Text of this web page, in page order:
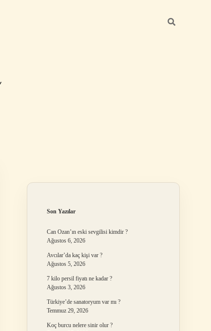
Son Yazılar
Can Ozan’ın eski sevgilisi kimdir ?
Ağustos 6, 2026
Avcılar’da kaç kişi var ?
Ağustos 5, 2026
7 kilo persil fiyatı ne kadar ?
Ağustos 3, 2026
Türkiye’de sanatoryum var mı ?
Temmuz 29, 2026
Koç burcu nelere sinir olur ?